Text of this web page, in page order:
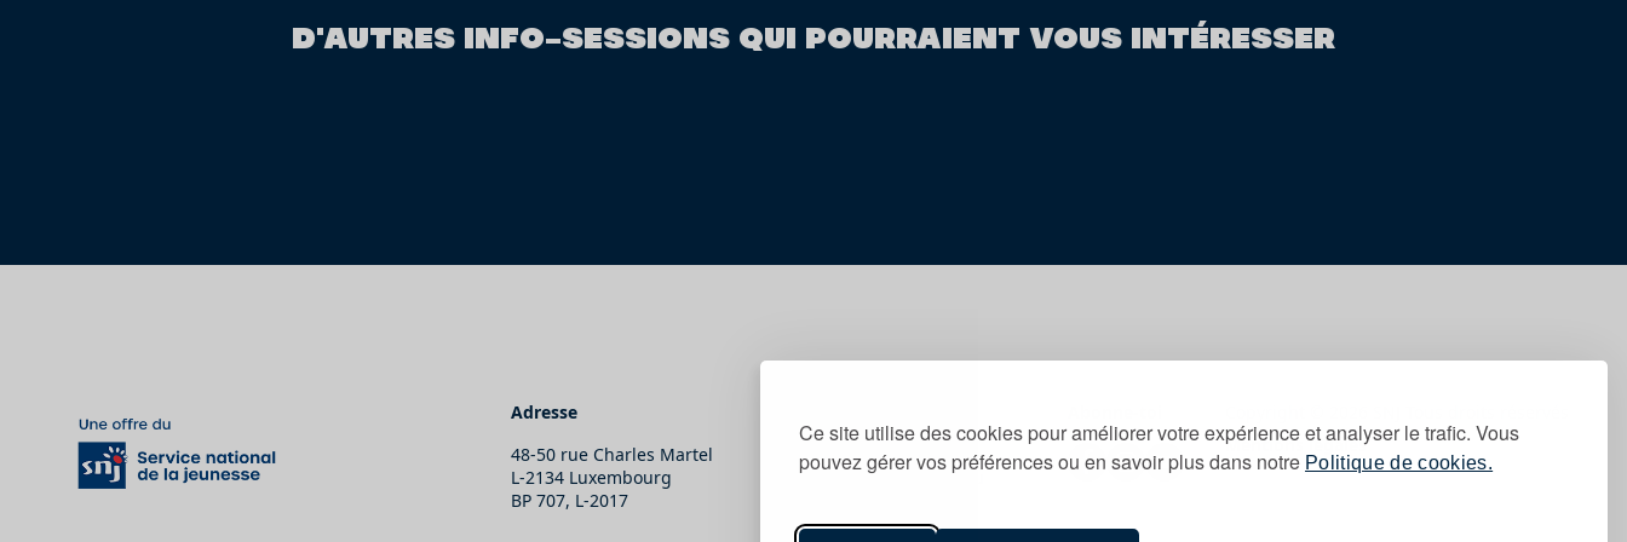
Ce site utilise des cookies pour améliorer votre expérience et analyser le trafic. Vous
pouvez gérer vos préférences ou en savoir plus dans notre Politique de cookies.
D'AUTRES INFO-SESSIONS QUI POURRAIENT VOUS INTÉRESSER
Adresse
48-50 rue Charles Martel
L-2134 Luxembourg
BP 707, L-2017
T. (+352) 247-86465
E.secretariat@snj.lu
Mentions légales